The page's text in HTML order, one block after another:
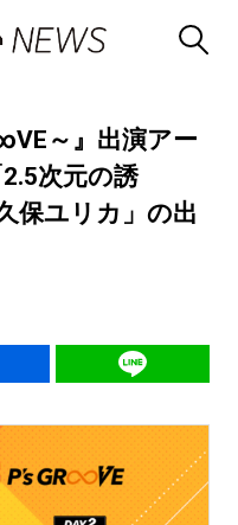
～』出演アー
次元の誘
保ユリカ」の出